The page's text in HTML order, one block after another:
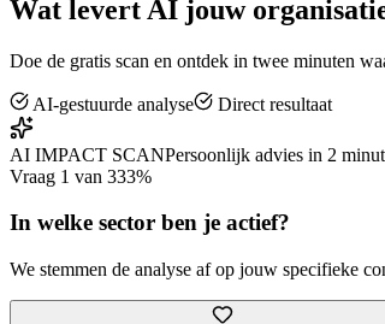
Wat levert AI jouw
Doe de gratis scan en ontdek in twee minuten
AI-gestuurde analyse Direct resultaat
AI IMPACT SCANPersoonlijk advies in 2
Vraag 1 van 333%
In welke sector ben je actief?
We stemmen de analyse af op jouw specifieke